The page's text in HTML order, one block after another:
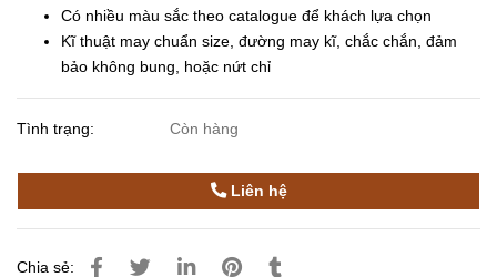
Có nhiều màu sắc theo catalogue để khách lựa chọn
Kĩ thuật may chuẩn size, đường may kĩ, chắc chắn, đảm
bảo không bung, hoặc nứt chỉ
Tình trạng: Còn hàng
Liên hệ
Chia sẻ: